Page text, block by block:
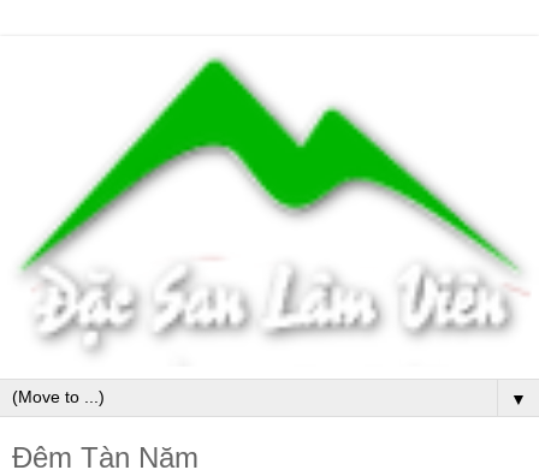
▼
Đêm Tàn Năm